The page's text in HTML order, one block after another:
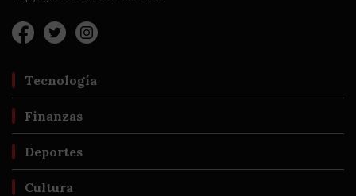
Tecnología
Finanzas
Deportes
Cultura